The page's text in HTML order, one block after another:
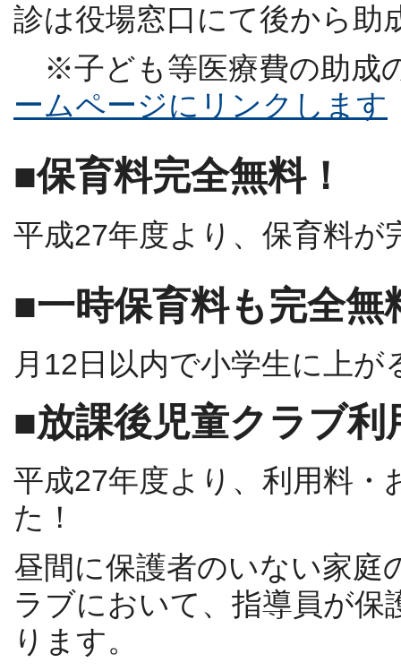
診は役場窓口にて後から助
※子ども等医療費の助成
ームページにリンクします
■保育料完全無料！
平成27年度より、保育料が
■一時保育料も完全無
月12日以内で小学生に上
■放課後児童クラブ利
平成27年度より、利用料
た！
昼間に保護者のいない家庭
ラブにおいて、指導員が保
ります。